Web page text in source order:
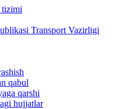
tizimi
Transport Vazirligi
qabul
qarshi
hujjatlar